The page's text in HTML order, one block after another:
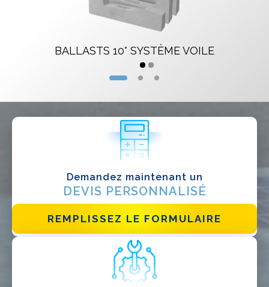
BALLASTS 10° SYSTÈME VOILE
Demandez maintenant un
DEVIS PERSONNALISÉ
REMPLISSEZ LE FORMULAIRE
Installateur
EPC
politique de confidentialité*